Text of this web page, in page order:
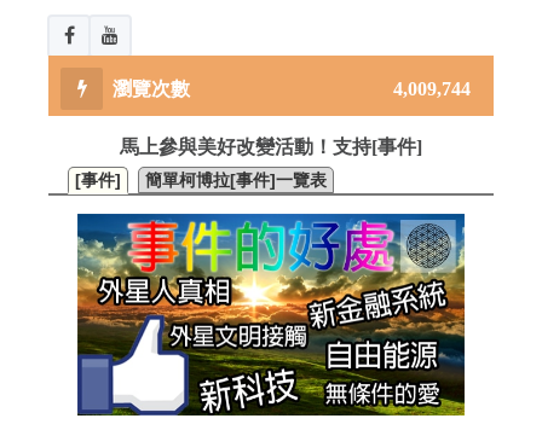
4,009,744
馬上參與美好改變活動！支持[事件]
[事件] 簡單柯博拉[事件]一覽表